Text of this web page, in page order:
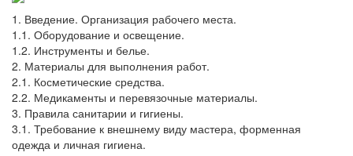
1.​ Введение. Организация рабочего места.
1.1. Оборудование и освещение.
1.2. Инструменты и белье.
2. Материалы для выполнения работ.
2.1. Косметические средства.
2.2. Медикаменты и перевязочные материалы.
3. Правила санитарии и гигиены.
3.1. Требование к внешнему виду мастера, форменная
одежда и личная гигиена.